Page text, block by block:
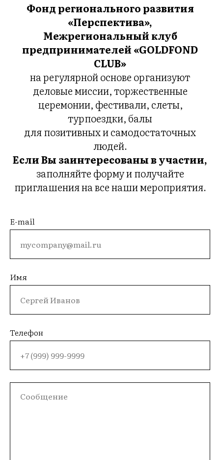
Фонд регионального развития
«Перспектива»,
Межрегиональный клуб
предпринимателей «GOLDFOND
CLUB»
на регулярной основе организуют
деловые миссии, торжественные
церемонии, фестивали, слеты,
турпоездки, балы
для позитивных и самодостаточных
людей.
Если Вы заинтересованы в участии,
заполняйте форму и получайте
приглашения на все наши мероприятия.
E-mail
Имя
Телефон